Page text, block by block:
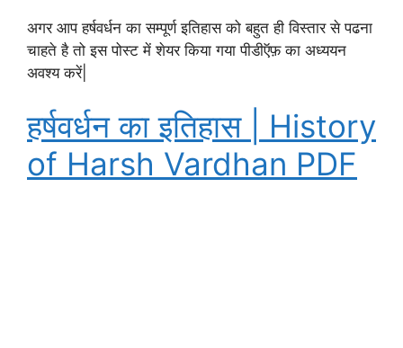
अगर आप हर्षवर्धन का सम्पूर्ण इतिहास को बहुत ही विस्तार से पढना
चाहते है तो इस पोस्ट में शेयर किया गया पीडीऍफ़ का अध्ययन
अवश्य करें|
हर्षवर्धन का इतिहास | History
of Harsh Vardhan PDF